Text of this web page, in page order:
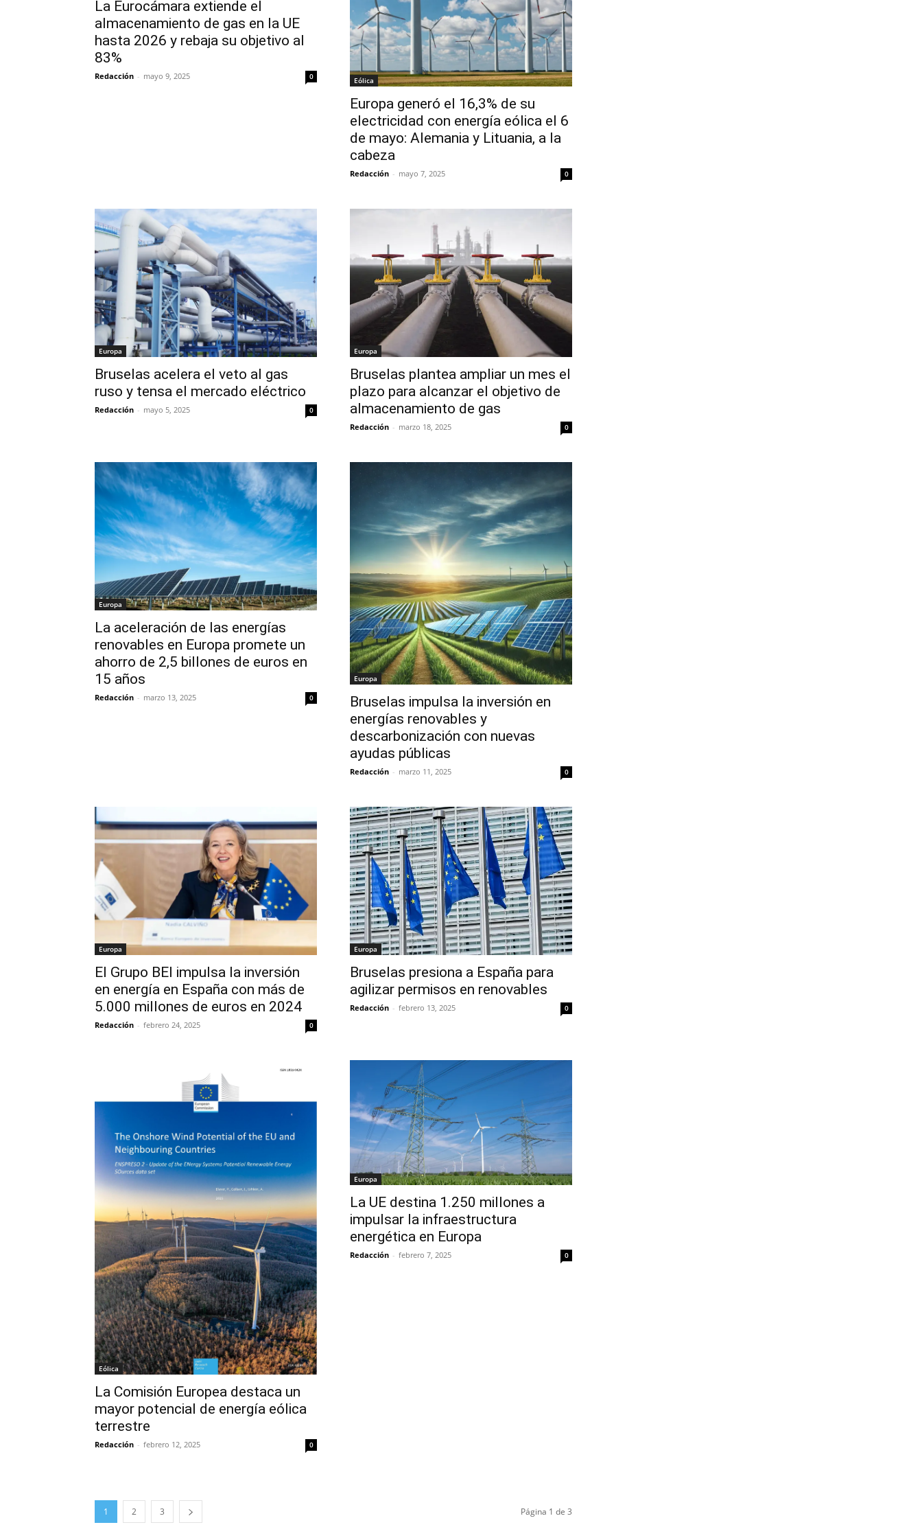
La Eurocámara extiende el
almacenamiento de gas en la UE
hasta 2026 y rebaja su objetivo al
83%
Redacción - mayo 9, 2025 0 Eólica
Europa generó el 16,3% de su
electricidad con energía eólica el 6
de mayo: Alemania y Lituania, a la
cabeza
Redacción - mayo 7, 2025 0
Europa
Bruselas acelera el veto al gas
ruso y tensa el mercado eléctrico
Redacción - mayo 5, 2025 0
Europa
Bruselas plantea ampliar un mes el
plazo para alcanzar el objetivo de
almacenamiento de gas
Redacción - marzo 18, 2025 0
Europa
La aceleración de las energías
renovables en Europa promete un
ahorro de 2,5 billones de euros en
15 años
Redacción - marzo 13, 2025 0
Europa
Bruselas impulsa la inversión en
energías renovables y
descarbonización con nuevas
ayudas públicas
Redacción - marzo 11, 2025 0
Europa
El Grupo BEI impulsa la inversión
en energía en España con más de
5.000 millones de euros en 2024
Redacción - febrero 24, 2025 0
Europa
Bruselas presiona a España para
agilizar permisos en renovables
Redacción - febrero 13, 2025 0
Eólica
La Comisión Europea destaca un
mayor potencial de energía eólica
terrestre
Redacción - febrero 12, 2025 0
Europa
La UE destina 1.250 millones a
impulsar la infraestructura
energética en Europa
Redacción - febrero 7, 2025 0
1 2 3 Página 1 de 3